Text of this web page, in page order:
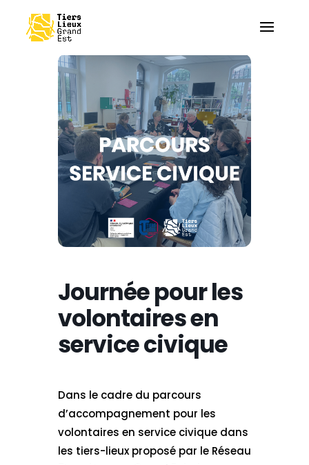
Journée pour les
volontaires en
service civique
Dans le cadre du parcours
d’accompagnement pour les
volontaires en service civique dans
les tiers-lieux proposé par le Réseau